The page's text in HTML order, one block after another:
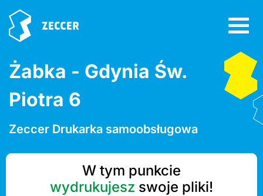
Żabka - Gdynia Św.
Piotra 6
Zeccer Drukarka samoobsługowa
W tym punkcie
wydrukujesz swoje pliki!